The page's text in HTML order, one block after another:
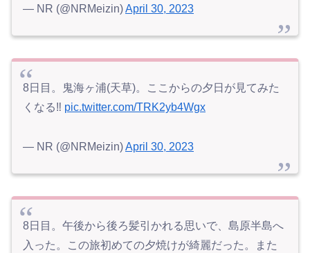
— NR (@NRMeizin)April 30, 2023
8日目。鬼海ヶ浦(天草)。ここからの夕日が見てみた
くなる‼️ pic.twitter.com/TRK2yb4Wgx
— NR (@NRMeizin)April 30, 2023
8日目。午後から後ろ髪引かれる思いで、島原半島へ
入った。この旅初めての夕焼けが綺麗だった。また